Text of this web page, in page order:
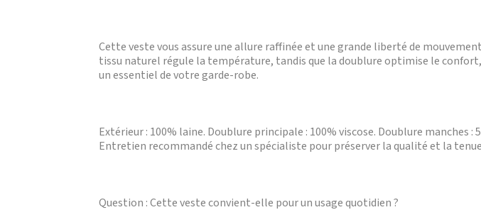
Cette veste vous assure une allure raffinée et une grande liberté de
tissu naturel régule la température, tandis que la doublure optimise le
un essentiel de votre garde-robe.
Extérieur : 100% laine. Doublure principale : 100% viscose. Doublure
Entretien recommandé chez un spécialiste pour préserver la qualité et la
Question : Cette veste convient-elle pour un usage quotidien ?